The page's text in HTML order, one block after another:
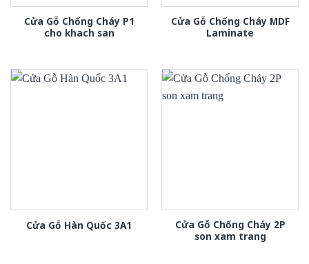
Cửa Gỗ Chống Cháy P1
cho khach san
Cửa Gỗ Chống Cháy MDF
Laminate
Cửa Gỗ Hàn Quốc 3A1
Cửa Gỗ Chống Cháy 2P
son xam trang